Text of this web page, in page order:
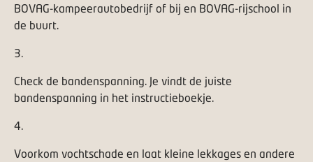
BOVAG-kampeerautobedrijf of bij en BOVAG-rijschool in
de buurt.
3
Check de bandenspanning. Je vindt de juiste
bandenspanning in het instructieboekje.
4
Voorkom vochtschade en laat kleine lekkages en andere